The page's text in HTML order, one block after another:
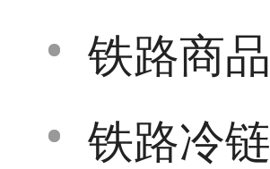
铁路商
铁路冷